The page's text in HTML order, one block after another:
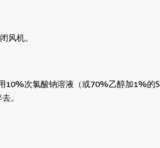
风机。
次氯酸钠溶液（或70%乙醇加1%的
。